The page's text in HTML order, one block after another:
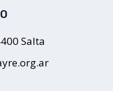
Salta